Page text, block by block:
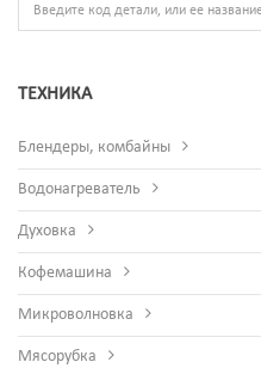
ТЕХНИКА
Блендеры, комбайны
Водонагреватель
Духовка
Кофемашина
Микроволновка
Мясорубка